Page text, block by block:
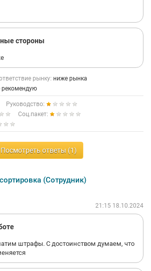
стороны
рынку: ниже рынка
рекомендую
Руководство:
Соц.пакет:
Посмотреть ответы (1)
(Сотрудник)
21:15 18.10.2024
штрафы. С достоинством думаем, что